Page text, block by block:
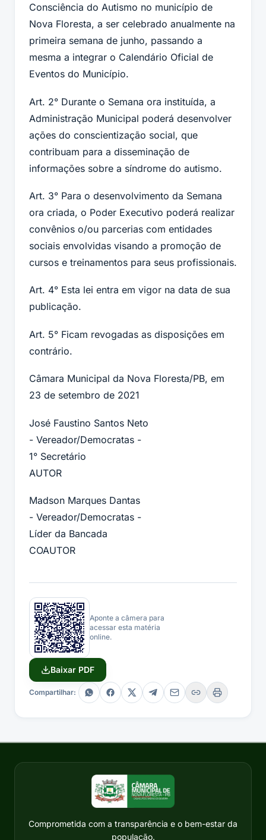
Consciência do Autismo no município de
Nova Floresta, a ser celebrado anualmente na
primeira semana de junho, passando a
mesma a integrar o Calendário Oficial de
Eventos do Município.
Art. 2° Durante o Semana ora instituída, a
Administração Municipal poderá desenvolver
ações do conscientização social, que
contribuam para a disseminação de
informações sobre a síndrome do autismo.
Art. 3° Para o desenvolvimento da Semana
ora criada, o Poder Executivo poderá realizar
convênios o/ou parcerias com entidades
sociais envolvidas visando a promoção de
cursos e treinamentos para seus profissionais.
Art. 4° Esta lei entra em vigor na data de sua
publicação.
Art. 5° Ficam revogadas as disposições em
contrário.
Câmara Municipal da Nova Floresta/PB, em
23 de setembro de 2021
José Faustino Santos Neto
- Vereador/Democratas -
1° Secretário
AUTOR
Madson Marques Dantas
- Vereador/Democratas -
Líder da Bancada
COAUTOR
Aponte a câmera para
acessar esta matéria
online.
Baixar PDF
Compartilhar:
Comprometida com a transparência e o bem-estar da
população.